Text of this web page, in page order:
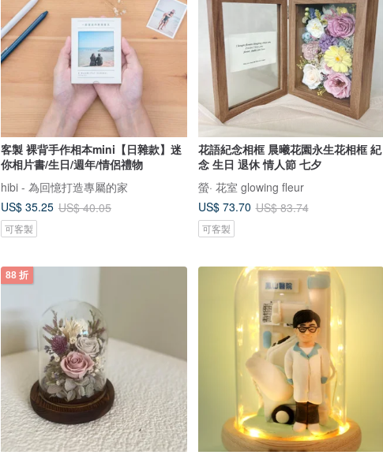
客製 裸背手作相本mini【日雜款】迷
你相片書/生日/週年/情侶禮物
hibi - 為回憶打造專屬的家
US$ 35.25 US$ 40.05
可客製
花語紀念相框 晨曦花園永生花相框 紀
念 生日 退休 情人節 七夕
螢· 花室 glowing fleur
US$ 73.70 US$ 83.74
可客製
88 折